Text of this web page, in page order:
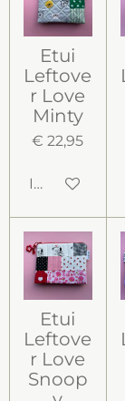
Etui
Leftove
r Love
Minty
€ 22,95
In
Etui
Leftove
r Love
Snoop